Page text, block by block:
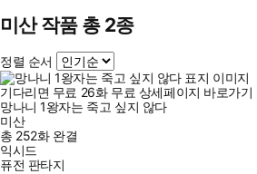
미산 작품 총 2종
정렬 순서
기다리면 무료 26화 무료 상세페이지 바로가기
망나니 1왕자는 죽고 싶지 않다
미산
총 252화 완결
익시드
퓨전 판타지